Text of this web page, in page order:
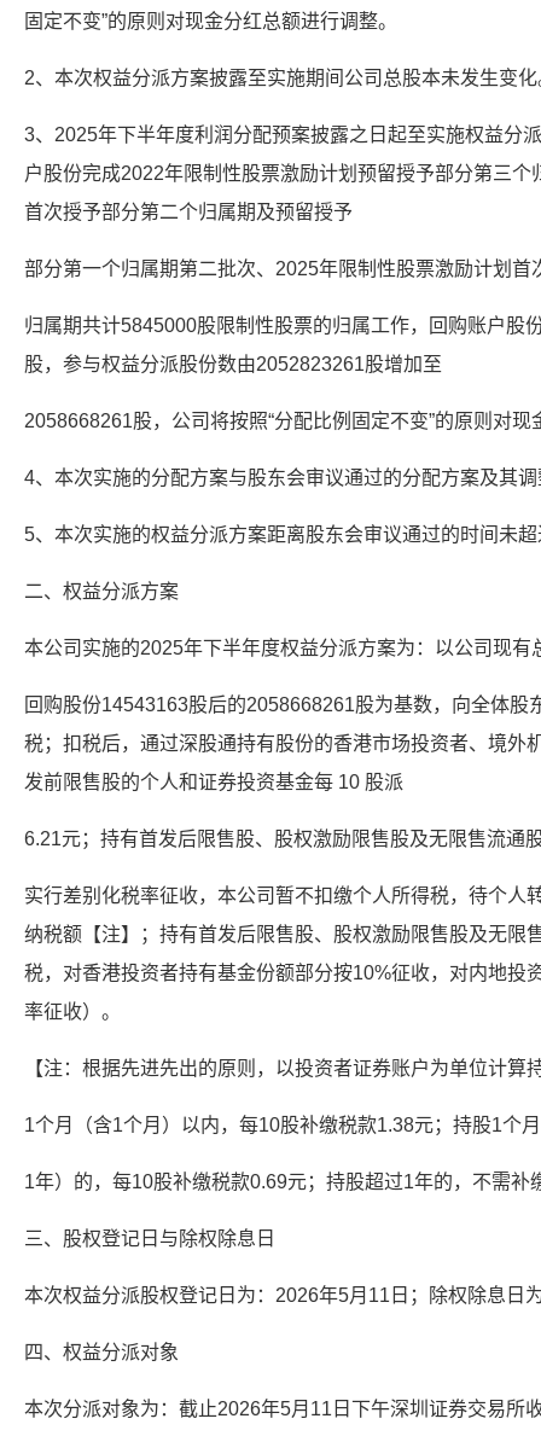
固定不变”的原则对现金分红总额进行调整。
2、本次权益分派方案披露至实施期间公司总股本未发生变化
3、2025年下半年度利润分配预案披露之日起至实施权益分
户股份完成2022年限制性股票激励计划预留授予部分第三
首次授予部分第二个归属期及预留授予
部分第一个归属期第二批次、2025年限制性股票激励计划首
归属期共计5845000股限制性股票的归属工作，回购账户股
股，参与权益分派股份数由2052823261股增加至
2058668261股，公司将按照“分配比例固定不变”的原则对
4、本次实施的分配方案与股东会审议通过的分配方案及其
5、本次实施的权益分派方案距离股东会审议通过的时间未
二、权益分派方案
本公司实施的2025年下半年度权益分派方案为：以公司现有
回购股份14543163股后的2058668261股为基数，向全体股
税；扣税后，通过深股通持有股份的香港市场投资者、境外
发前限售股的个人和证券投资基金每 10 股派
6.21元；持有首发后限售股、股权激励限售股及无限售流通
实行差别化税率征收，本公司暂不扣缴个人所得税，待个人
纳税额【注】；持有首发后限售股、股权激励限售股及无限
税，对香港投资者持有基金份额部分按10%征收，对内地投
率征收）。
【注：根据先进先出的原则，以投资者证券账户为单位计算
1个月（含1个月）以内，每10股补缴税款1.38元；持股1个
1年）的，每10股补缴税款0.69元；持股超过1年的，不需补
三、股权登记日与除权除息日
本次权益分派股权登记日为：2026年5月11日；除权除息日
四、权益分派对象
本次分派对象为：截止2026年5月11日下午深圳证券交易所